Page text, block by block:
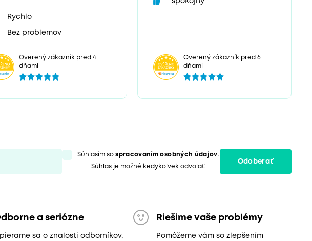
Rychlo
Bez problemov
Overený zákazník pred 4
dňami
Overený zákazník pred 6
dňami
Súhlasím sospracovaním osobných údajov.
Súhlas je možné kedykoľvek odvolať.
Odoberať
a seriózne
sa o znalosti odborníkov,
Riešime vaše problémy
Pomôžeme vám so zlepšením